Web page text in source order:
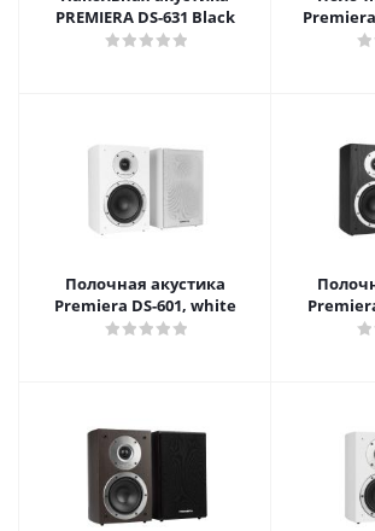
PREMIERA DS-631 Black
Полочная акустика
Premiera DS-601, white